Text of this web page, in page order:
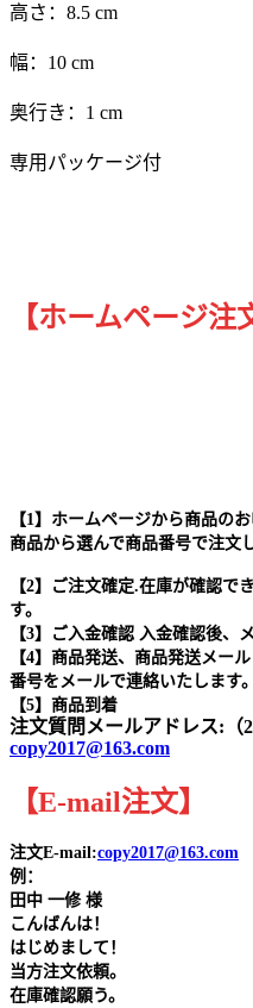
高さ：8.5 cm
幅：10 cm
奥行き：1 cm
専用パッケージ付
【ホームページ注
【1】ホームページから商品の
商品から選んで商品番号で注文
【2】ご注文確定.在庫が確認で
す。
【3】ご入金確認 入金確認後、
【4】商品発送、商品発送メー
番号をメールで連絡いたします。
【5】商品到着
注文質問メールアドレス:（
copy2017@163.com
【E-mail注文】
注文E-mail:copy2017@163.com
例：
田中 一修 様
こんばんは！
はじめまして！
当方注文依頼。
在庫確認願う。